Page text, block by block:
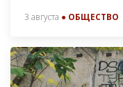
3 августа ● ОБЩЕСТВО